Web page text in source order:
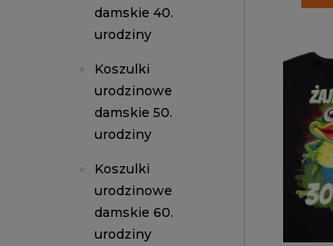
damskie 40.
urodziny
Koszulki
urodzinowe
damskie 50.
urodziny
Koszulki
urodzinowe
damskie 60.
urodziny